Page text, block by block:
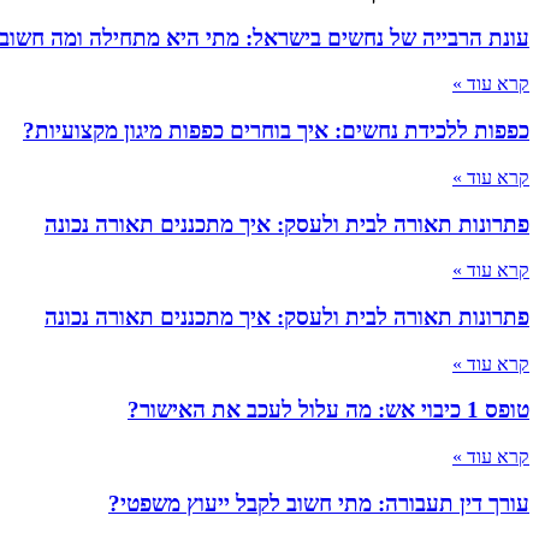
עונת הרבייה של נחשים בישראל: מתי היא מתחילה ומה
קרא עוד »
כפפות ללכידת נחשים: איך בוחרים כפפות מיגון מקצועיות?
קרא עוד »
פתרונות תאורה לבית ולעסק: איך מתכננים תאורה נכונה
קרא עוד »
פתרונות תאורה לבית ולעסק: איך מתכננים תאורה נכונה
קרא עוד »
טופס 1 כיבוי אש: מה עלול לעכב את האישור?
קרא עוד »
עורך דין תעבורה: מתי חשוב לקבל ייעוץ משפטי?